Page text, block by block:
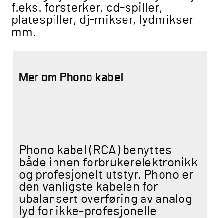
f.eks. forsterker, cd-spiller,
platespiller, dj-mikser, lydmikser
mm.
Mer om Phono kabel
Phono kabel (RCA) benyttes
både innen forbrukerelektronikk
og profesjonelt utstyr. Phono er
den vanligste kabelen for
ubalansert overføring av analog
lyd for ikke-profesjonelle